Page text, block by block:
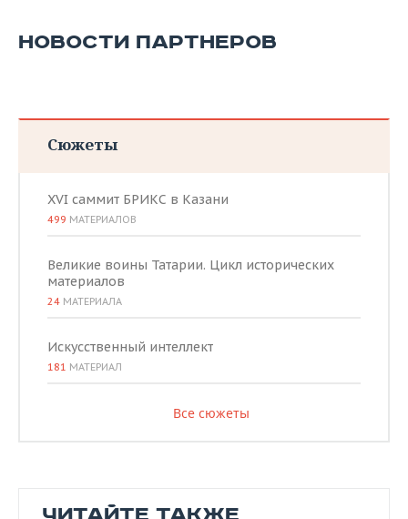
НОВОСТИ ПАРТНЕРОВ
Сюжеты
XVI саммит БРИКС в Казани
499 МАТЕРИАЛОВ
Великие воины Татарии. Цикл исторических
материалов
24 МАТЕРИАЛА
Искусственный интеллект
181 МАТЕРИАЛ
Все сюжеты